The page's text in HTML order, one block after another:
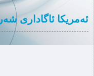
ئەمریکا ئاگاداری